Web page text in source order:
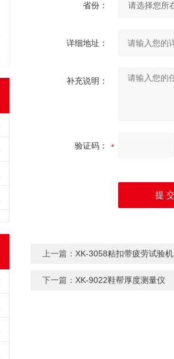
省份：
详细地址：
补充说明：
验证码：
上一篇： XK-3058粘扣带疲劳试验机
下一篇： XK-9022鞋帮厚度测量仪